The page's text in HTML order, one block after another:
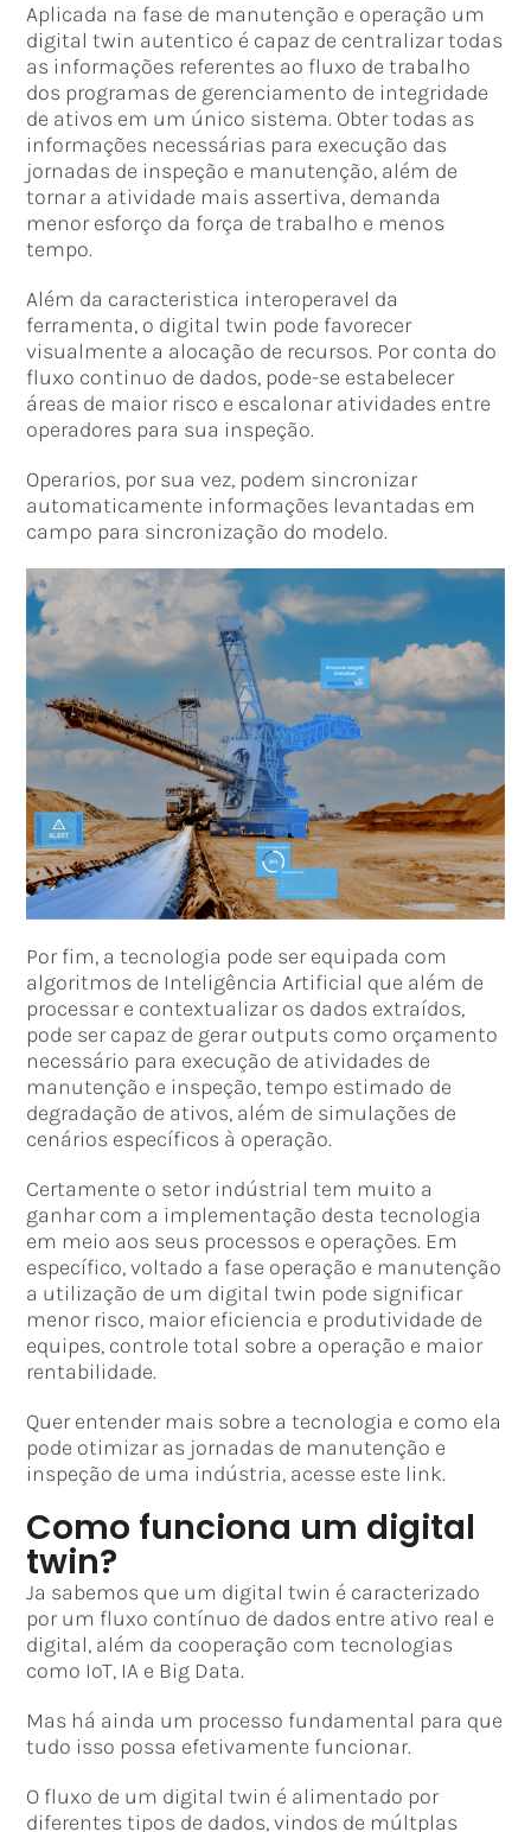
Aplicada na fase de manutenção e operação um
digital twin autentico é capaz de centralizar todas
as informações referentes ao fluxo de trabalho
dos programas de gerenciamento de integridade
de ativos em um único sistema. Obter todas as
informações necessárias para execução das
jornadas de inspeção e manutenção, além de
tornar a atividade mais assertiva, demanda
menor esforço da força de trabalho e menos
tempo.
Além da caracteristica interoperavel da
ferramenta, o digital twin pode favorecer
visualmente a alocação de recursos. Por conta do
fluxo continuo de dados, pode-se estabelecer
áreas de maior risco e escalonar atividades entre
operadores para sua inspeção.
Operarios, por sua vez, podem sincronizar
automaticamente informações levantadas em
campo para sincronização do modelo.
Por fim, a tecnologia pode ser equipada com
algoritmos de Inteligência Artificial que além de
processar e contextualizar os dados extraídos,
pode ser capaz de gerar outputs como orçamento
necessário para execução de atividades de
manutenção e inspeção, tempo estimado de
degradação de ativos, além de simulações de
cenários específicos à operação.
Certamente o setor indústrial tem muito a
ganhar com a implementação desta tecnologia
em meio aos seus processos e operações. Em
específico, voltado a fase operação e manutenção
a utilização de um digital twin pode significar
menor risco, maior eficiencia e produtividade de
equipes, controle total sobre a operação e maior
rentabilidade.
Quer entender mais sobre a tecnologia e como ela
pode otimizar as jornadas de manutenção e
inspeção de uma indústria, acesse este link.
Como funciona um digital
twin?
Ja sabemos que um digital twin é caracterizado
por um fluxo contínuo de dados entre ativo real e
digital, além da cooperação com tecnologias
como IoT, IA e Big Data.
Mas há ainda um processo fundamental para que
tudo isso possa efetivamente funcionar.
O fluxo de um digital twin é alimentado por
diferentes tipos de dados, vindos de múltplas